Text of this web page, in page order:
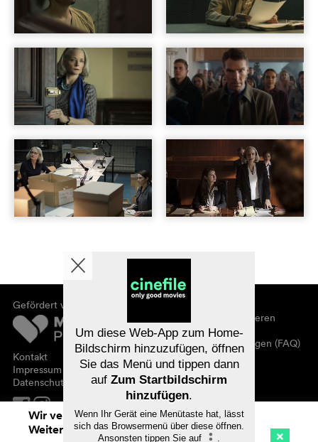
Gefördert von
Kontakt
Impressum
Datenschutz
Registrieren/abonnieren
Newsletter
Häufig gestellte Fragen (FAQ)
Gutscheine
Wir verwenden Cookies. Mit dem
Weitersurfen auf cinefile.ch stimmen Sie
Um diese Web-App zum Home-
Bildschirm hinzuzufügen, öffnen
Sie das Menü und tippen dann
auf Zum Startbildschirm
hinzufügen.
Wenn Ihr Gerät eine Menütaste hat, lässt
sich das Browsermenü über diese öffnen.
Ansonsten tippen Sie auf
.